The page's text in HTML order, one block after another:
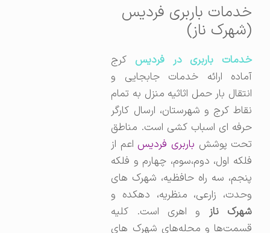
خدمات باربری فردیس
(شهرک ناز)
خدمات باربری در فردیسکرج
آماده ارائه خدمات جابجایی و
انتقال بار حمل اثاثیه منزل به تمام
نقاط کرج و شهرستان، ارسال کارگر
حرفه ای اسباب کشی است. مناطق
تحت پوششباربری فردیساعم از
فلکه اول، دوم،سوم، چهارم و فلکه
پنجم، سه‌ راه حافظیه، شهرک های
وحدت، زارعی، منظریه، دهکده و
شهرک ناز و اهری است. کلیه
قسمت‌ها و محله‌های شهرک‌ های